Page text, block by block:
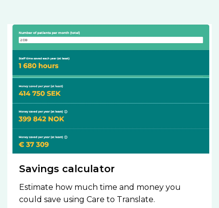
Savings calculator
Estimate how much time and money you
could save using Care to Translate.